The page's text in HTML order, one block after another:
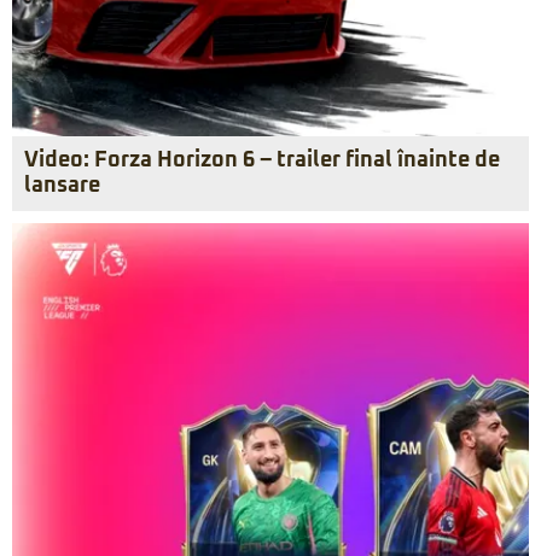
Video: Forza Horizon 6 – trailer final înainte de
lansare